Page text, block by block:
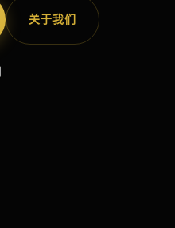
关于我们